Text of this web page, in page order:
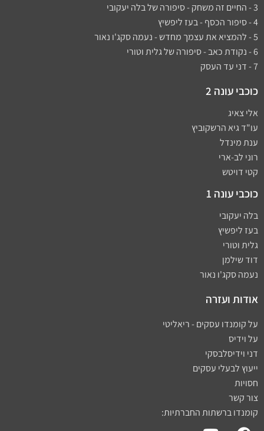
3 - החיים זה משחק - סיפורה של בלה יעקובי
4 - סיפור הכסף - בעז ליפשיץ
5 - להמציא את עצמך מחדש - נעמה סקג'ו נאור
6 - נקודת כאב - סיפורה של גלית וטורי
7 - דני עד העסק
כוכבי עונה 2
אלי צאיג
עו"ד גיא הרשקוביץ
ענת מינדל
רוני לב-ארי
קטי דויטש
כוכבי עונה 1
בלה יעקובי
בעז ליפשיץ
גלית וטורי
דוד שילמן
נעמה סקג'ו נאור
אודות ועזרה
על קומנדו עסקים - ריאליטי
על וידיס
דני וידיסלבסקי
ייעוץ לבעלי עסקים
חסויות
צור קשר
קומנדו ברשתות החברתיות: